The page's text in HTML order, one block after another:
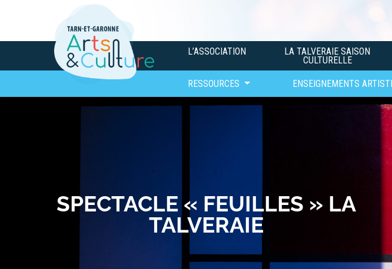
L’ASSOCIATION LA TALVERAIE SAISON
CULTURELLE
RESSOURCES ENSEIGNEMENTS
SPECTACLE « FEUILLES » LA
TALVERAIE